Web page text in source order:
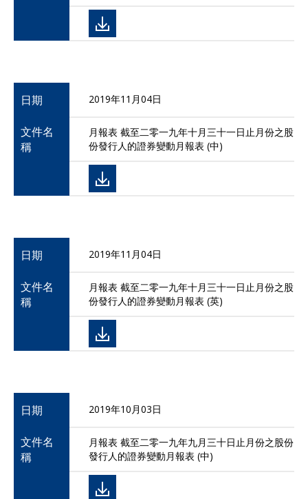
日期 2019年11月04日
文件名
稱
月報表 截至二零一九年十月三十一日止月份之股
份發行人的證券變動月報表 (中)
日期 2019年11月04日
文件名
稱
月報表 截至二零一九年十月三十一日止月份之股
份發行人的證券變動月報表 (英)
日期 2019年10月03日
文件名
稱
月報表 截至二零一九年九月三十日止月份之股份
發行人的證券變動月報表 (中)